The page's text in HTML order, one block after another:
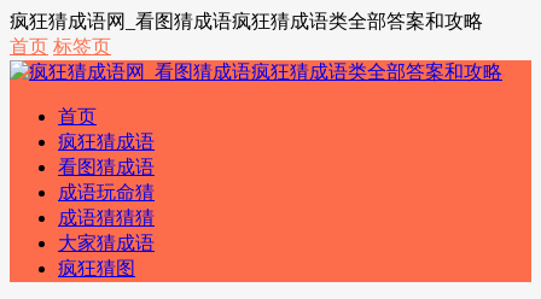
疯狂猜成语网_看图猜成语疯狂猜成语类全部答案和攻略
首页 标签页
首页
疯狂猜成语
看图猜成语
成语玩命猜
成语猜猜猜
大家猜成语
疯狂猜图